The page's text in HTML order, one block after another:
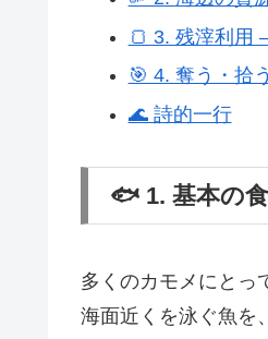
🍞 3. 残滓利用
🎯 4. 奪う・拾
🌊 詩的一行
🐟 1. 基本の
多くのカモメにとっ
海面近くを泳ぐ魚を